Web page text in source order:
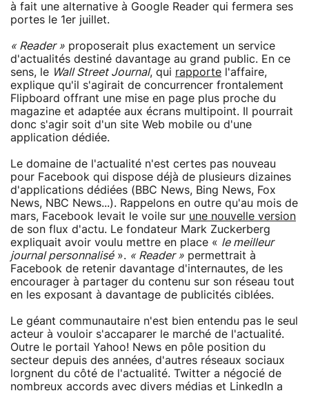
à fait une alternative à Google Reader qui fermera ses
portes le 1er juillet.
« Reader » proposerait plus exactement un service
d'actualités destiné davantage au grand public. En ce
sens, le Wall Street Journal, qui rapporte l'affaire,
explique qu'il s'agirait de concurrencer frontalement
Flipboard offrant une mise en page plus proche du
magazine et adaptée aux écrans multipoint. Il pourrait
donc s'agir soit d'un site Web mobile ou d'une
application dédiée.
Le domaine de l'actualité n'est certes pas nouveau
pour Facebook qui dispose déjà de plusieurs dizaines
d'applications dédiées (BBC News, Bing News, Fox
News, NBC News...). Rappelons en outre qu'au mois de
mars, Facebook levait le voile sur une nouvelle version
de son flux d'actu. Le fondateur Mark Zuckerberg
expliquait avoir voulu mettre en place « le meilleur
journal personnalisé». « Reader » permettrait à
Facebook de retenir davantage d'internautes, de les
encourager à partager du contenu sur son réseau tout
en les exposant à davantage de publicités ciblées.
Le géant communautaire n'est bien entendu pas le seul
acteur à vouloir s'accaparer le marché de l'actualité.
Outre le portail Yahoo! News en pôle position du
secteur depuis des années, d'autres réseaux sociaux
lorgnent du côté de l'actualité. Twitter a négocié de
nombreux accords avec divers médias et LinkedIn a